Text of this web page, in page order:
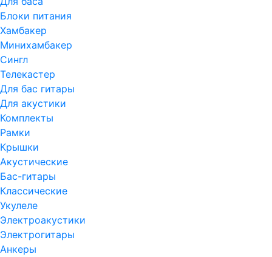
Блоки питания
Хамбакер
Минихамбакер
Сингл
Телекастер
Для бас гитары
Для акустики
Комплекты
Рамки
Крышки
Акустические
Бас-гитары
Классические
Укулеле
Электроакустики
Электрогитары
Анкеры